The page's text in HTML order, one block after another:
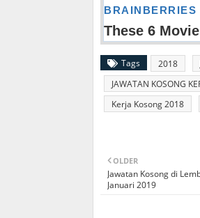
Tags 2018
JAWATAN KOSONG
Kerja Kosong 2018
OLDER
Jawatan Kosong di
Januari 2019